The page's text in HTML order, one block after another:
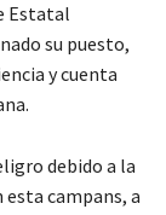
Estatal
su puesto,
y cuenta
debido a la
esta campans, a